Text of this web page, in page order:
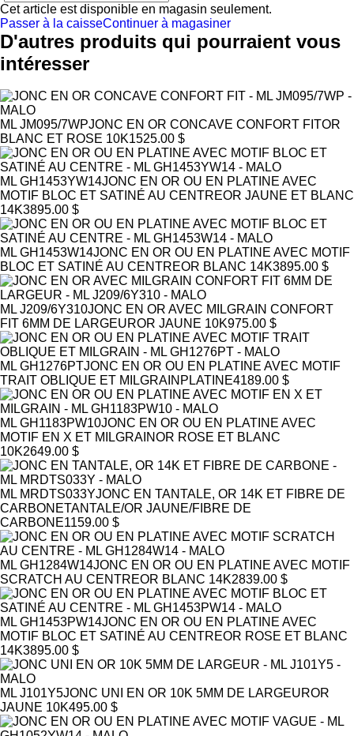
Cet article est disponible en magasin seulement.
Passer à la caisseContinuer à magasiner
D'autres produits qui pourraient vous
intéresser
ML JM095/7WPJONC EN OR CONCAVE CONFORT FITOR
BLANC ET ROSE 10K1525.00 $
ML GH1453YW14JONC EN OR OU EN PLATINE AVEC
MOTIF BLOC ET SATINÉ AU CENTREOR JAUNE ET BLANC
14K3895.00 $
ML GH1453W14JONC EN OR OU EN PLATINE AVEC MOTIF
BLOC ET SATINÉ AU CENTREOR BLANC 14K3895.00 $
ML J209/6Y310JONC EN OR AVEC MILGRAIN CONFORT
FIT 6MM DE LARGEUROR JAUNE 10K975.00 $
ML GH1276PTJONC EN OR OU EN PLATINE AVEC MOTIF
TRAIT OBLIQUE ET MILGRAIN PLATINE4189.00 $
ML GH1183PW10JONC EN OR OU EN PLATINE AVEC
MOTIF EN X ET MILGRAINOR ROSE ET BLANC
10K2649.00 $
ML MRDTS033YJONC EN TANTALE, OR 14K ET FIBRE DE
CARBONETANTALE/OR JAUNE/FIBRE DE
CARBONE1159.00 $
ML GH1284W14JONC EN OR OU EN PLATINE AVEC MOTIF
SCRATCH AU CENTREOR BLANC 14K2839.00 $
ML GH1453PW14JONC EN OR OU EN PLATINE AVEC
MOTIF BLOC ET SATINÉ AU CENTREOR ROSE ET BLANC
14K3895.00 $
ML J101Y5JONC UNI EN OR 10K 5MM DE LARGEUROR
JAUNE 10K495.00 $